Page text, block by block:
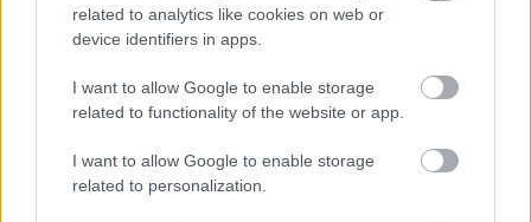
related to analytics like cookies on web or
device identifiers in apps.
I want to allow Google to enable storage
related to functionality of the website or app.
I want to allow Google to enable storage
related to personalization.
Interkulturális
kompetenciafejlesztés a rendészeti
területen és a szociális területen
dolgozók számára